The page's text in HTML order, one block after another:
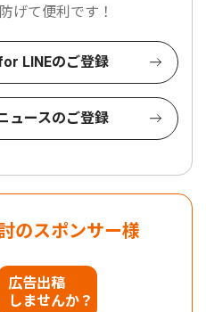
げて便利です！
LINEのご登録
ュースのご登録
のスポンサー様
広告出稿
しませんか？